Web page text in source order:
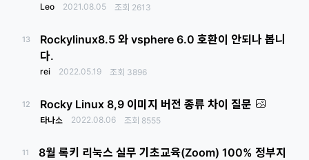
Leo 2021.08.05 조회 2613
13
Rockylinux8.5 와 vsphere 6.0 호환이 안되나 봅니
다.
rei 2022.05.19 조회 3896
12 Rocky Linux 8,9 이미지 버전 종류 차이 질문
타나소 2022.08.06 조회 8555
11
8월 록키 리눅스 실무 기초교육(Zoom) 100% 정부지